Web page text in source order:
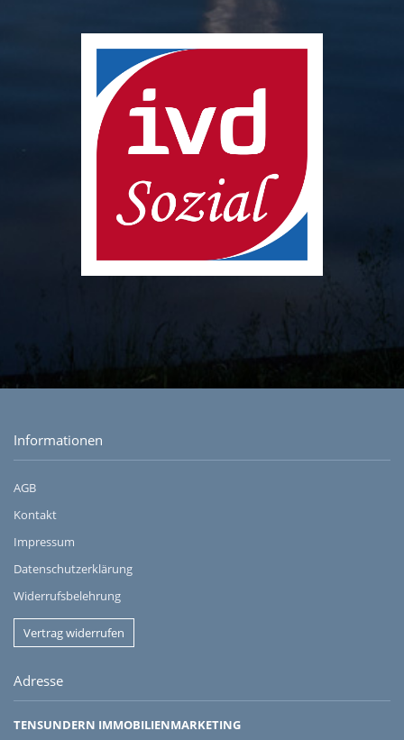
Informationen
AGB
Kontakt
Impressum
Datenschutzerklärung
Widerrufsbelehrung
Vertrag widerrufen
Adresse
TENSUNDERN IMMOBILIENMARKETING